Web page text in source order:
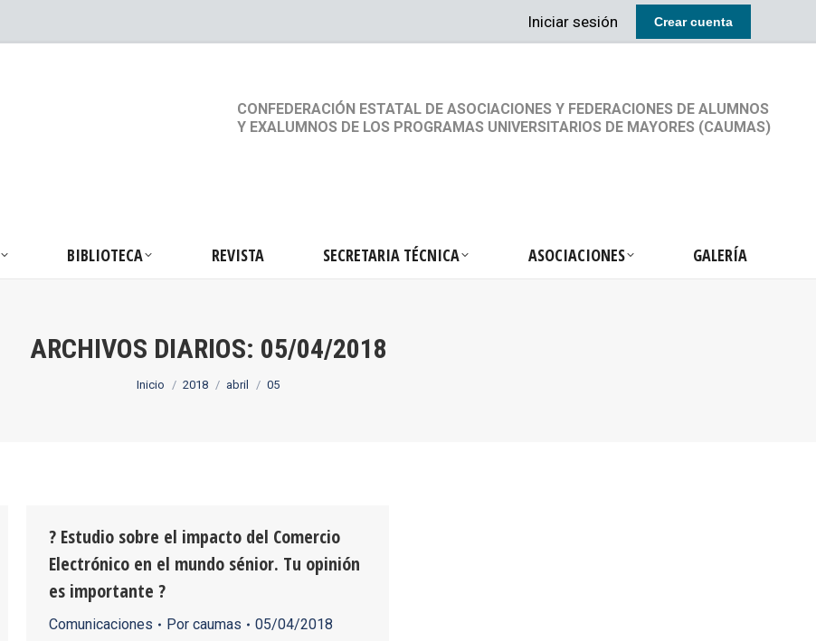
Iniciar sesión Crear cuenta
CONFEDERACIÓN ESTATAL DE ASOCIACIONES Y FEDERACIONES DE ALUMNOS
Y EXALUMNOS DE LOS PROGRAMAS UNIVERSITARIOS DE MAYORES (CAUMAS)
BIBLIOTECA REVISTA SECRETARIA TÉCNICA ASOCIACIONES GALERÍA
ARCHIVOS DIARIOS: 05/04/2018
Estás aquí:
Inicio 2018 abril 05
? Estudio sobre el impacto del Comercio
Electrónico en el mundo sénior. Tu opinión
es importante ?
Comunicaciones Por caumas 05/04/2018